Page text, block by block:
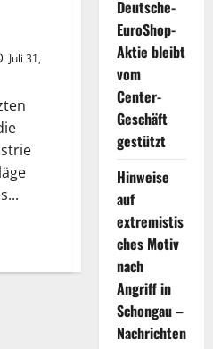
Juli 31,
Deutsche-
EuroShop-
Aktie bleibt
vom
Center-
Geschäft
gestützt
Hinweise
auf
extremistis
ches Motiv
nach
Angriff in
Schongau –
Nachrichten